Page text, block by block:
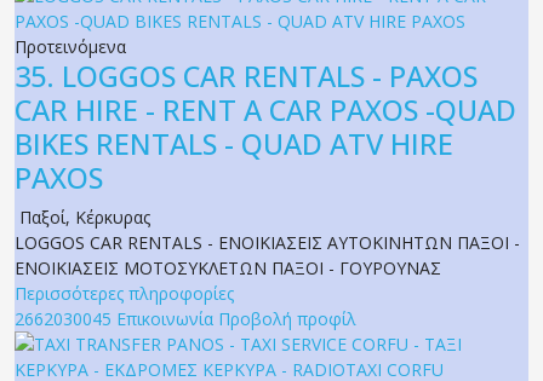
Προτεινόμενα
35. LOGGOS CAR RENTALS - PAXOS
CAR HIRE - RENT A CAR PAXOS -QUAD
BIKES RENTALS - QUAD ATV HIRE
PAXOS
Παξοί, Κέρκυρας
LOGGOS CAR RENTALS - ΕΝΟΙΚΙΑΣΕΙΣ ΑΥΤΟΚΙΝΗΤΩΝ ΠΑΞΟΙ -
ΕΝΟΙΚΙΑΣΕΙΣ ΜΟΤΟΣΥΚΛΕΤΩΝ ΠΑΞΟΙ - ΓΟΥΡΟΥΝΑΣ
Περισσότερες πληροφορίες
2662030045 Επικοινωνία Προβολή προφίλ